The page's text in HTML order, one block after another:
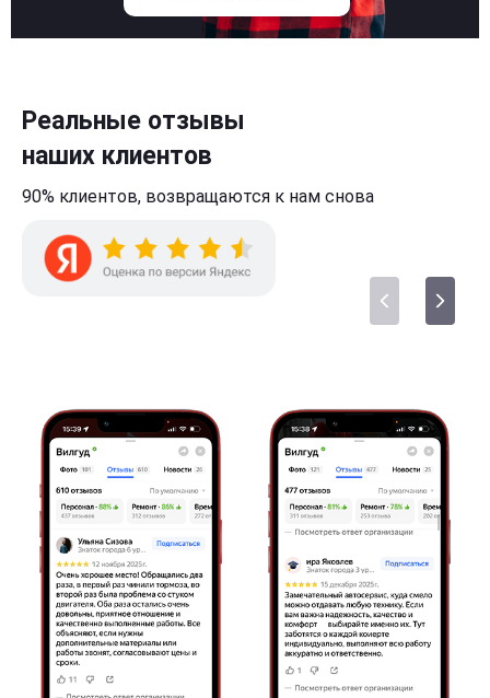
Реальные отзывы
наших клиентов
90% клиентов, возвращаются к нам снова